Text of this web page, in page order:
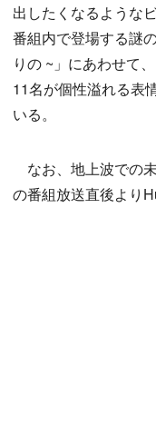
出したくなるような
番組内で登場する謎
りの ~」にあわせて
11名が個性溢れる表
いる。
なお、地上波での
の番組放送直後より